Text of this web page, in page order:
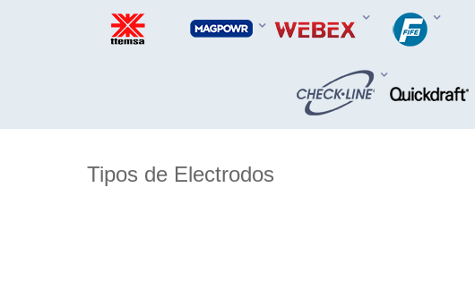
Tipos de Electrodos